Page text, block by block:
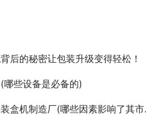
后的秘密让包装升级变得轻松！
哪些设备是必备的)
机制造厂(哪些因素影响了其市场竞争力)